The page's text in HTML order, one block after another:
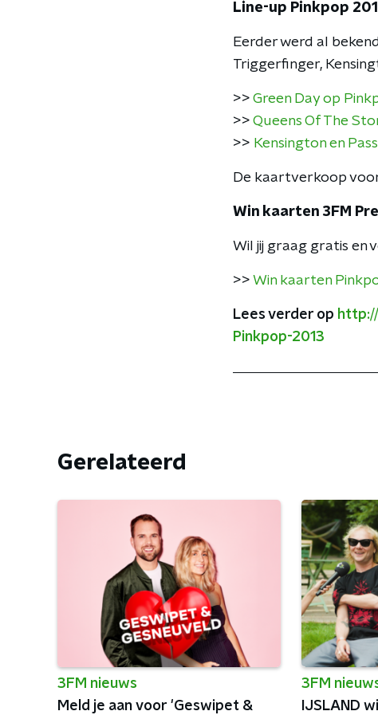
Line-up Pinkpop
Eerder werd al
Triggerfinger,
>> Green Day op
>> Queens Of The
>> Kensington en
De kaartverkoop
Win kaarten 3FM
Wil jij graag gratis en
>> Win kaarten
Lees verder op
Pinkpop-2013
Gerelateerd
3FM nieuws
Meld je aan voor 'Geswipet &
3FM
IJSLAND